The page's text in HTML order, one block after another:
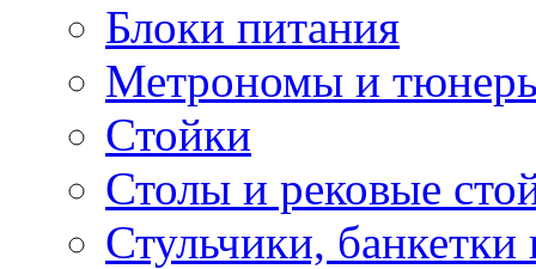
Блоки питания
Метрономы и
Стойки
Столы и рековые
Стульчики, банкетки